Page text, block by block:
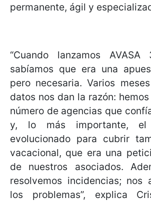
permanente, ágil y
“Cuando lanzamos AVASA
sabíamos que era una
pero necesaria. Varios
datos nos dan la razón:
número de agencias que
y, lo más importante, el
evolucionado para cubrir
vacacional, que era una
de nuestros asociados.
resolvemos incidencias; nos
los problemas”, explica